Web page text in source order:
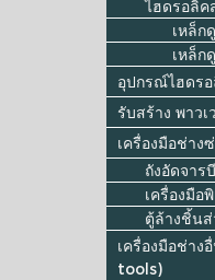
ไฮดรอลิค
เหล็ก
เหล็ก
อุปกรณ์ไฮดร
รับสร้าง พาว
เครื่องมือช่า
ถังอัดจาร
เครื่องมือ
ตู้ล้างชิ้นส่
เครื่องมือช่าง
tools)